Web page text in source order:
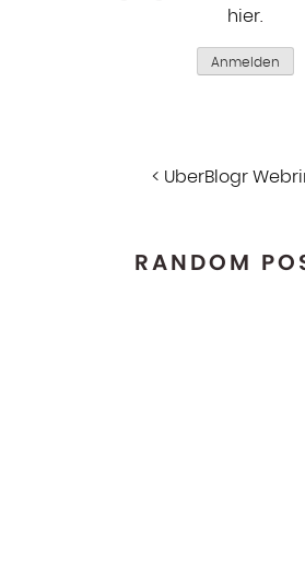
hier
Anmelden
< UberBlogr
RANDOM